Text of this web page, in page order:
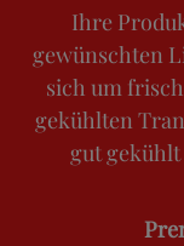
Ihre
gewünschten
sich um
gekühlten
gut